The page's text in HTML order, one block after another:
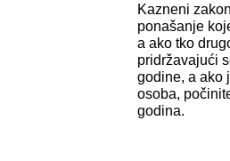
Kazneni
ponašanje
a ako tko
pridržavajući
godine, a ako
osoba,
godina.